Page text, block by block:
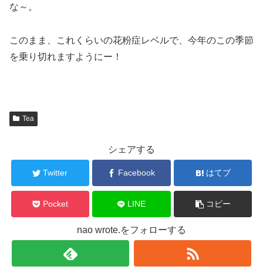
な～。
このまま、これくらいの花粉症レベルで、今年のこの季節
を乗り切れますようにー！
Tea
シェアする
Twitter Facebook はてブ
Pocket LINE コピー
nao wrote.をフォローする